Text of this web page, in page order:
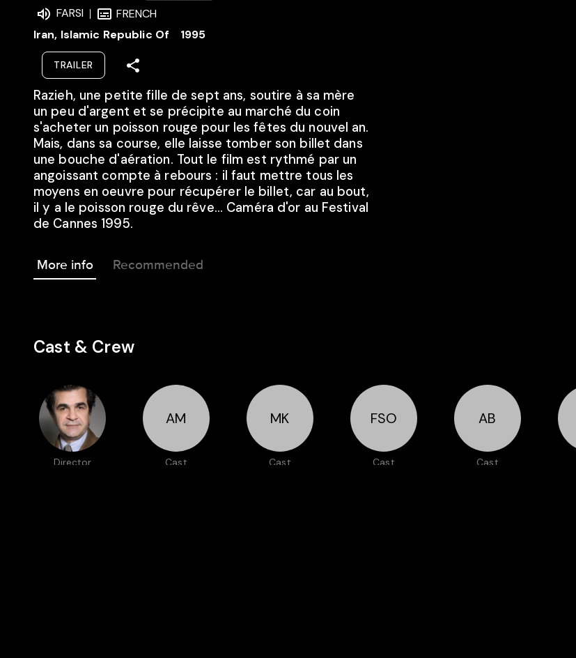
FARSI
FRENCH
Iran, Islamic Republic Of
1995
TRAILER
Razieh, une petite fille de sept ans, soutire à sa mère
un peu d'argent et se précipite au marché du coin
s'acheter un poisson rouge pour les fêtes du nouvel an.
Mais, dans sa course, elle laisse tomber son billet dans
une bouche d'aération. Tout le film est rythmé par un
angoissant compte à rebours : il faut mettre tous les
moyens en oeuvre pour récupérer le billet, car au bout,
il y a le poisson rouge du rêve... Caméra d'or au Festival
de Cannes 1995.
More info Recommended
Cast & Crew
Director
AM
Cast
MK
Cast
FSO
Cast
AB
Cast